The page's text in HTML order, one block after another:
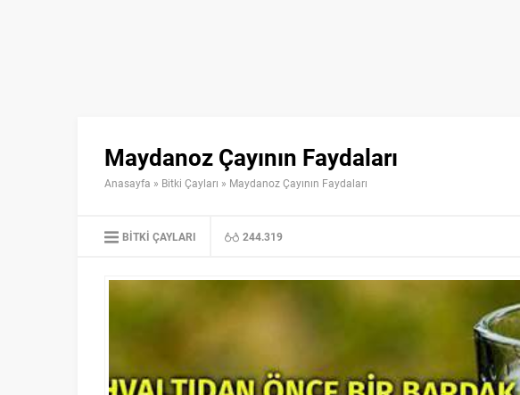
Maydanoz Çayının Faydaları
Anasayfa » Bitki Çayları » Maydanoz Çayının Faydaları
BITKI ÇAYLARI 244.319